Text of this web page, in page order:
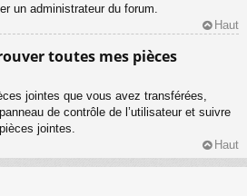
un administrateur du forum.
Haut
toutes mes pièces
jointes que vous avez transférées,
de contrôle de l’utilisateur et suivre
jointes.
Haut